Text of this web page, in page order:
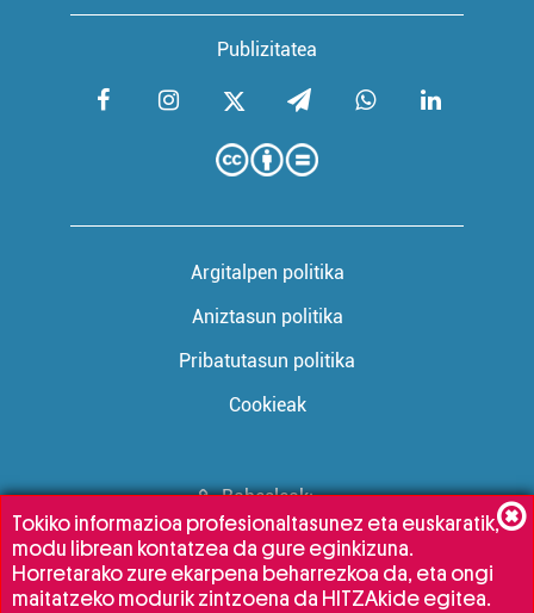
Publizitatea
Argitalpen politika
Aniztasun politika
Pribatutasun politika
Cookieak
Babesleak:
Tokiko informazioa profesionaltasunez eta euskaratik,
modu librean kontatzea da gure eginkizuna.
Horretarako zure ekarpena beharrezkoa da, eta ongi
maitatzeko modurik zintzoena da HITZAkide egitea.